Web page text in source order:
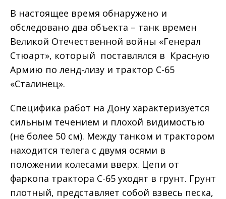
В настоящее время обнаружено и
обследовано два объекта – танк времен
Великой Отечественной войны «Генерал
Стюарт», который поставлялся в Красную
Армию по ленд-лизу и трактор С-65
«Сталинец».
Специфика работ на Дону характеризуется
сильным течением и плохой видимостью
(не более 50 см). Между танком и трактором
находится телега с двумя осями в
положении колесами вверх. Цепи от
фаркопа трактора С-65 уходят в грунт. Грунт
плотный, представляет собой взвесь песка,